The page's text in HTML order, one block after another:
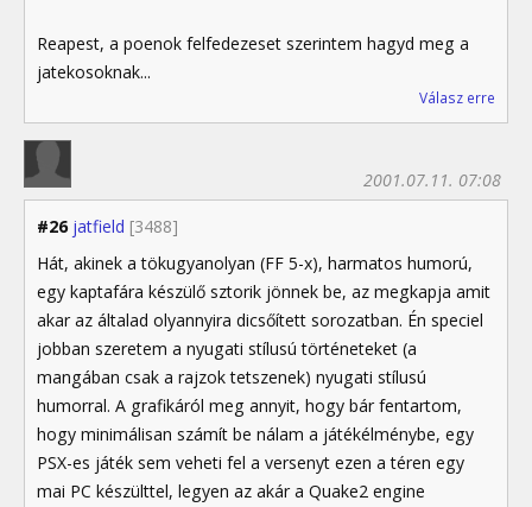
Reapest, a poenok felfedezeset szerintem hagyd meg a
jatekosoknak...
Válasz erre
#26 jatfield [3488]
2001.07.11. 07:08
Hát, akinek a tökugyanolyan (FF 5-x), harmatos humorú,
egy kaptafára készülő sztorik jönnek be, az megkapja amit
akar az általad olyannyira dicsőített sorozatban. Én speciel
jobban szeretem a nyugati stílusú történeteket (a
mangában csak a rajzok tetszenek) nyugati stílusú
humorral. A grafikáról meg annyit, hogy bár fentartom,
hogy minimálisan számít be nálam a játékélménybe, egy
PSX-es játék sem veheti fel a versenyt ezen a téren egy
mai PC készülttel, legyen az akár a Quake2 engine